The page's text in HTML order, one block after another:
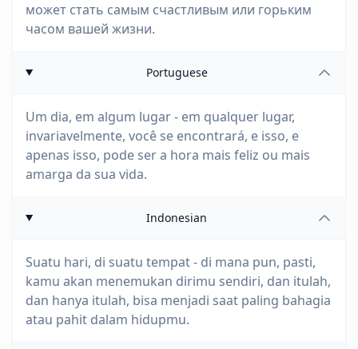
может стать самым счастливым или горьким
часом вашей жизни.
Portuguese
Um dia, em algum lugar - em qualquer lugar,
invariavelmente, você se encontrará, e isso, e
apenas isso, pode ser a hora mais feliz ou mais
amarga da sua vida.
Indonesian
Suatu hari, di suatu tempat - di mana pun, pasti,
kamu akan menemukan dirimu sendiri, dan itulah,
dan hanya itulah, bisa menjadi saat paling bahagia
atau pahit dalam hidupmu.